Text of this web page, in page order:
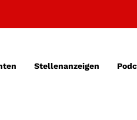
Stellenanzeigen